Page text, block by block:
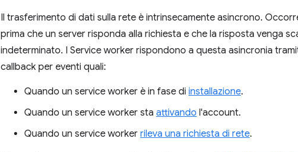
Il trasferimento di dati sulla rete è intrinsecamente asincrono.
prima che un server risponda alla richiesta e che la risposta venga
indeterminato. I Service worker rispondono a questa asincronia
callback per eventi quali:
Quando un service worker è in fase di installazione.
Quando un service worker sta attivando l'account.
Quando un service worker rileva una richiesta di rete.